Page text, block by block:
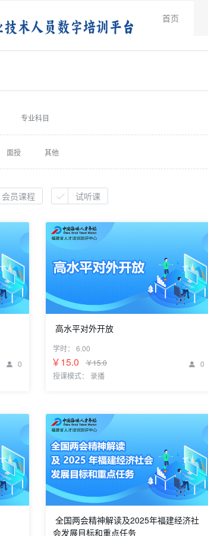
首页
专业科目
面授 其他
会员课程  试听课

0
高水平对外开放
专题五：福建省高水平开发平台建设与产业国际
化路径
学时： 6.00
￥15.0 ￥15.0 
0
授课模式： 录播
全国两会精神解读及2025年福建经济社
会发展目标和重点任务